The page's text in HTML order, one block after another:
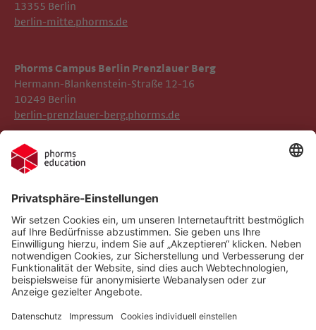
Datenschutz
Gender-Hinweis
Compliance
Social Media Netiquette
Implementierte Technologien
Cookie-Einstellungen
13355 Berlin
berlin-mitte.phorms.de
Phorms Campus Berlin Prenzlauer Berg
Hermann-Blankenstein-Straße 12-16
10249 Berlin
berlin-prenzlauer-berg.phorms.de
Follow us on